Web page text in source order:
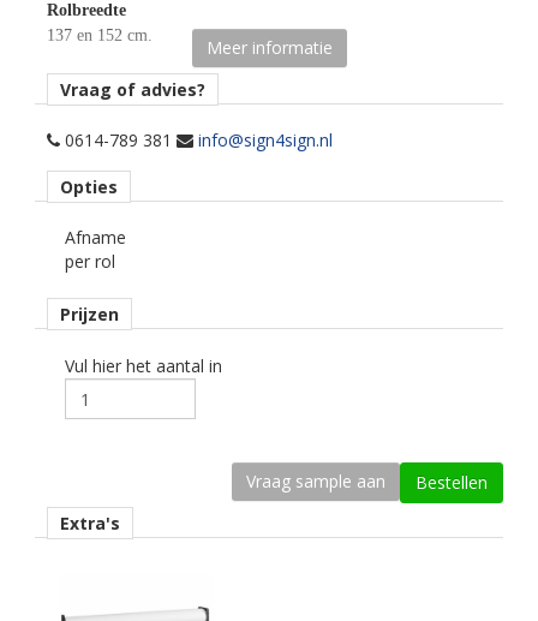
Rolbreedte
137 en 152 cm.
Afname
per hele rol a 25 en/of 50 meter lengte.
Oraguard 297GF.
Toepassing
Window graphics voor korte looptijd.
Materiaaltype
verwijderbaar, transparant, solvent gebaseerd.
Geschikte printtechniek
Ondergrond
Meer informatie
Vraag of advies?
0614-789 381 info@sign4sign.nl
Opties
Afname
per rol
Prijzen
Vul hier het aantal in
Extra's